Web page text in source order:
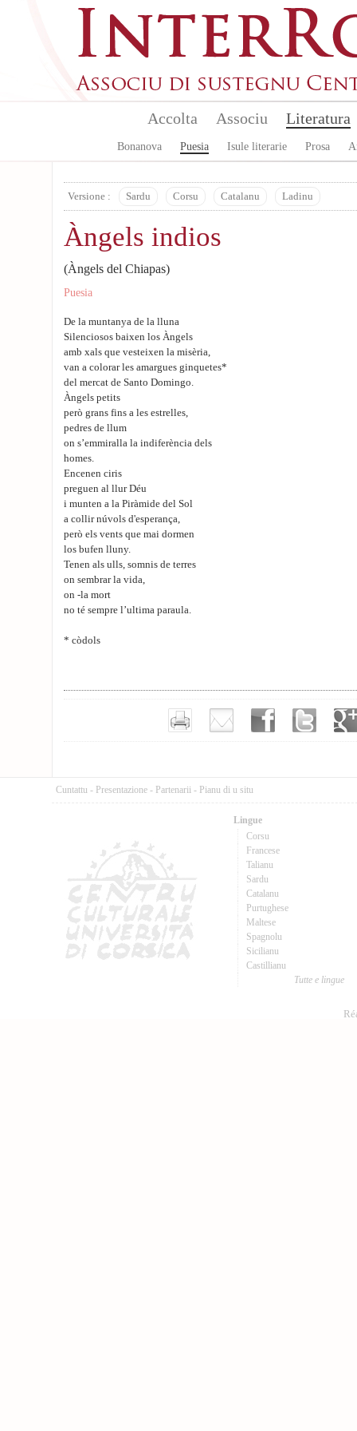
Accolta Associu Literatura
Bonanova Puesia Isule literarie Prosa
Versione : Sardu Corsu Catalanu Ladinu
Àngels indios
(Àngels del Chiapas)
Puesia
De la muntanya de la lluna
Silenciosos baixen los Àngels
amb xals que vesteixen la misèria,
van a colorar les amargues ginquetes*
del mercat de Santo Domingo.
Àngels petits
però grans fins a les estrelles,
pedres de llum
on s’emmiralla la indiferència dels
homes.
Encenen ciris
preguen al llur Déu
i munten a la Piràmide del Sol
a collir núvols d'esperança,
però els vents que mai dormen
los bufen lluny.
Tenen als ulls, somnis de terres
on sembrar la vida,
on -la mort
no té sempre l’ultima paraula.
* còdols
Cuntattu - Presentazione - Partenarii - Pianu di u situ
Lingue
Corsu
Francese
Talianu
Sardu
Catalanu
Purtughese
Maltese
Spagnolu
Sicilianu
Castillianu
Tutte e lingue